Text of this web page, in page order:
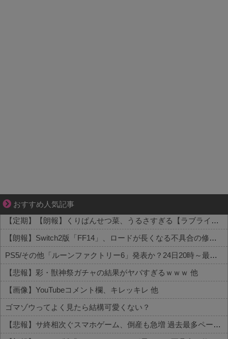
おすすめ人気記事
それは純愛か、それともストーカー疑惑か
【定期】【朗報】くりぱんせつ菜、うるさすぎる【ラブライブ！虹ヶ咲】 他
【朗報】Switch2版「FF14」、ロードが長くなる不具合の修正パッチを本日配信 他
PS5/その他「ルーンファクトリー6」発表か？24日20時～最新情報を告知する20周年記念放送を実施 他
【悲報】彩・獣神祭ガチャの結果がヤバすぎるｗｗｗ 他
【画像】YouTubeコメント欄、キレッキレ 他
ゴマゾウってよく見たら結構可愛くない？
【悲報】サ終相次ぐスマホゲーム、倒産も急増 過去最多ペースで推移